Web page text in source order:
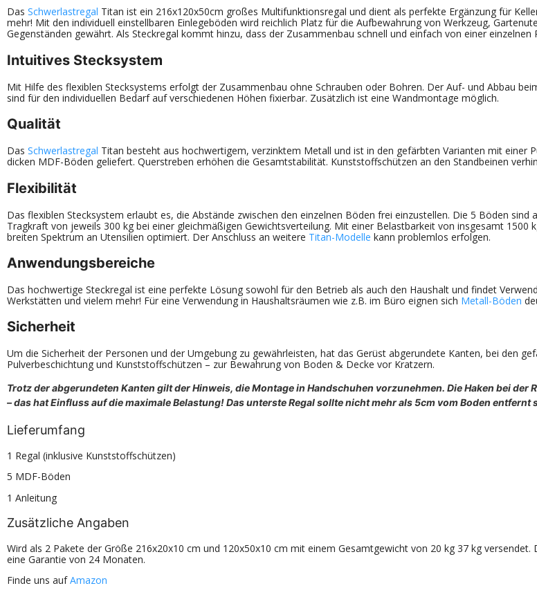
Das Schwerlastregal Titan ist ein 216x120x50cm großes Multifunktionsregal und dient als perfekte Ergänzung für
mehr! Mit den individuell einstellbaren Einlegeböden wird reichlich Platz für die Aufbewahrung von Werkzeug,
Gegenständen gewährt. Als Steckregal kommt hinzu, dass der Zusammenbau schnell und einfach von einer einzelnen
Intuitives Stecksystem
Mit Hilfe des flexiblen Stecksystems erfolgt der Zusammenbau ohne Schrauben oder Bohren. Der Auf- und Abbau
sind für den individuellen Bedarf auf verschiedenen Höhen fixierbar. Zusätzlich ist eine Wandmontage möglich.
Qualität
Das Schwerlastregal Titan besteht aus hochwertigem, verzinktem Metall und ist in den gefärbten Varianten mit einer
dicken MDF-Böden geliefert. Querstreben erhöhen die Gesamtstabilität. Kunststoffschützen an den Standbeinen
Flexibilität
Das flexiblen Stecksystem erlaubt es, die Abstände zwischen den einzelnen Böden frei einzustellen. Die 5 Böden
Tragkraft von jeweils 300 kg bei einer gleichmäßigen Gewichtsverteilung. Mit einer Belastbarkeit von insgesamt 1500
breiten Spektrum an Utensilien optimiert. Der Anschluss an weitere Titan-Modelle kann problemlos erfolgen.
Anwendungsbereiche
Das hochwertige Steckregal ist eine perfekte Lösung sowohl für den Betrieb als auch den Haushalt und findet
Werkstätten und vielem mehr! Für eine Verwendung in Haushaltsräumen wie z.B. im Büro eignen sich Metall-Böden
Sicherheit
Um die Sicherheit der Personen und der Umgebung zu gewährleisten, hat das Gerüst abgerundete Kanten, bei den
Pulverbeschichtung und Kunststoffschützen – zur Bewahrung von Boden & Decke vor Kratzern.
Trotz der abgerundeten Kanten gilt der Hinweis, die Montage in Handschuhen vorzunehmen. Die Haken bei
– das hat Einfluss auf die maximale Belastung! Das unterste Regal sollte nicht mehr als 5cm vom Boden entfernt
Lieferumfang
1 Regal (inklusive Kunststoffschützen)
5 MDF-Böden
1 Anleitung
Zusätzliche Angaben
Wird als 2 Pakete der Größe 216x20x10 cm und 120x50x10 cm mit einem Gesamtgewicht von 20 kg 37 kg
eine Garantie von 24 Monaten.
Finde uns aufAmazon